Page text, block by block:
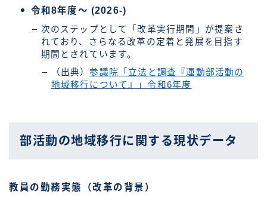
令和8年度～ (2026-)
次のステップとして「改革実行期間」が提案さ
れており、さらなる改革の定着と発展を目指す
期間とされています。
（出典）参議院「立法と調査『運動部活動の
地域移行について』」令和6年度
部活動の地域移行に関する現状データ
教員の勤務実態（改革の背景）